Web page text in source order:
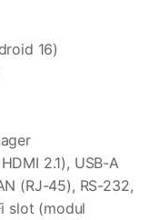
16)
2.1), USB-A
(RJ-45), RS-232,
slot (modul